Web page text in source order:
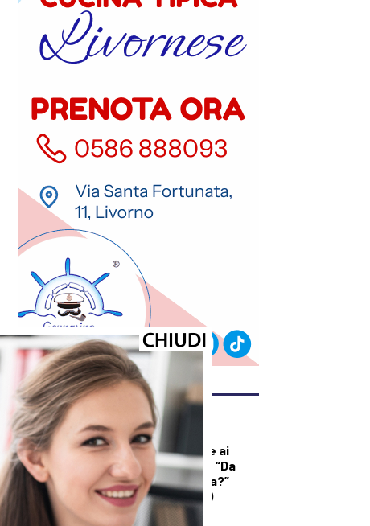
ULTIMI ARTICOLI
DEMOGRAFICA
Licia Colò risponde ai
commenti sull’età: “Da
quando è un’offesa?”
(solo per le donne)